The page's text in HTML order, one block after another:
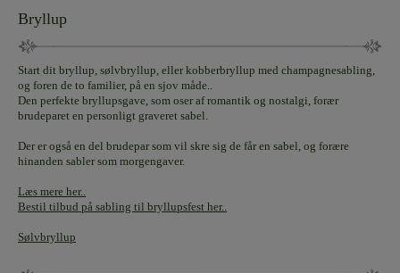
Bryllup
Start dit bryllup, sølvbryllup, eller kobberbryllup med champagnesabling,
og foren de to familier, på en sjov måde..
Den perfekte bryllupsgave, som oser af romantik og nostalgi, forær
brudeparet en personligt graveret sabel.
Der er også en del brudepar som vil skre sig de får en sabel, og forære
hinanden sabler som morgengaver.
Læs mere her..
Bestil tilbud på sabling til bryllupsfest her..
Sølvbryllup